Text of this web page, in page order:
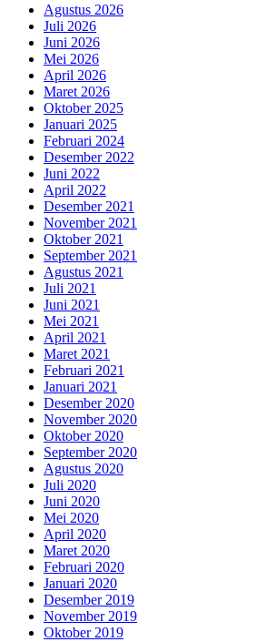
Agustus 2026
Juli 2026
Juni 2026
Mei 2026
April 2026
Maret 2026
Oktober 2025
Januari 2025
Februari 2024
Desember 2022
Juni 2022
April 2022
Desember 2021
November 2021
Oktober 2021
September 2021
Agustus 2021
Juli 2021
Juni 2021
Mei 2021
April 2021
Maret 2021
Februari 2021
Januari 2021
Desember 2020
November 2020
Oktober 2020
September 2020
Agustus 2020
Juli 2020
Juni 2020
Mei 2020
April 2020
Maret 2020
Februari 2020
Januari 2020
Desember 2019
November 2019
Oktober 2019